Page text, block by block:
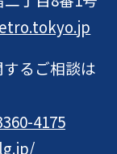
るご相談は
4175